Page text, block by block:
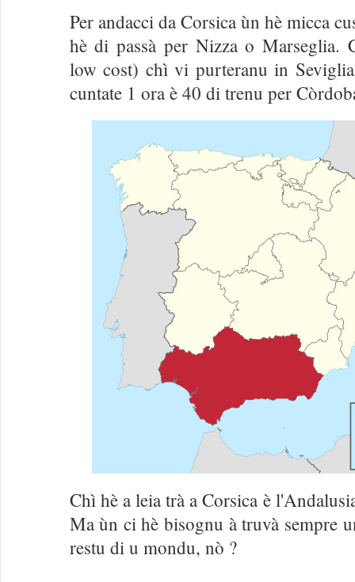
Per andacci da Corsica ùn hè micca
hè di passà per Nizza o Marseglia.
low cost) chì vi purteranu in
cuntate 1 ora è 40 di trenu per
Chì hè a leia trà a Corsica è
Ma ùn ci hè bisognu à truvà sempre
restu di u mondu, nò ?